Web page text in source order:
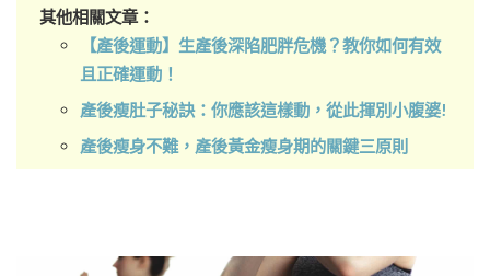
其他相關文章：
【產後運動】生產後深陷肥胖危機？教你如何有效
且正確運動！
產後瘦肚子秘訣：你應該這樣動，從此揮別小腹婆!
產後瘦身不難，產後黃金瘦身期的關鍵三原則